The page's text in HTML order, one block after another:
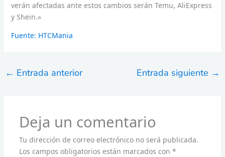
verán afectadas ante estos cambios serán Temu, AliExpress
y Shein.»
Fuente: HTCMania
← Entrada anterior Entrada siguiente →
Deja un comentario
Tu dirección de correo electrónico no será publicada.
Los campos obligatorios están marcados con *